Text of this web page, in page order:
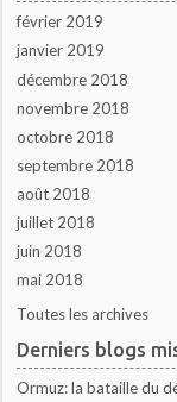
février 2019
janvier 2019
décembre 2018
novembre 2018
octobre 2018
septembre 2018
août 2018
juillet 2018
juin 2018
mai 2018
Toutes les archives
Derniers blogs
Ormuz: la bataille du